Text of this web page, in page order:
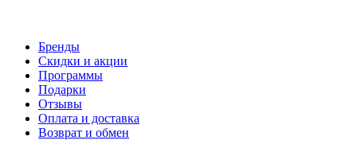
Бренды
Скидки и акции
Программы
Подарки
Отзывы
Оплата и доставка
Возврат и обмен